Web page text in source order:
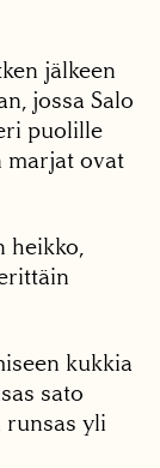
jälkeen
jossa Salo
puolille
marjat ovat
heikko,
kukkia
sato
runsas yli